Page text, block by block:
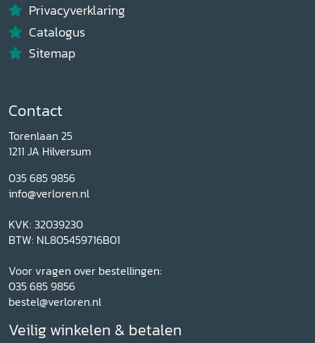
Privacyverklaring
Catalogus
Sitemap
Contact
Torenlaan 25
1211 JA Hilversum
035 685 9856
info@verloren.nl
KVK: 32039230
BTW: NL805459716B01
Voor vragen over bestellingen:
035 685 9856
bestel@verloren.nl
Veilig winkelen & betalen